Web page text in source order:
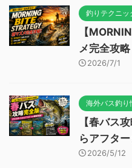
釣りテクニッ
【
メ完全攻略
2026/7/1
海外バス釣り
【春バス
らアフタ
2026/5/12